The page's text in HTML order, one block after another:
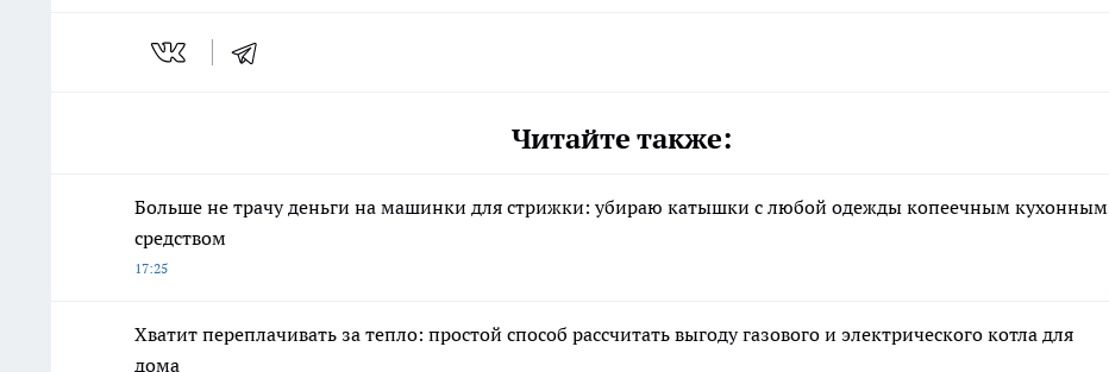
Читайте также:
Больше не трачу деньги на машинки для стрижки: убираю катышки с любой одежды копеечным кухонным
средством
17:25
Хватит переплачивать за тепло: простой способ рассчитать выгоду газового и электрического котла для
дома